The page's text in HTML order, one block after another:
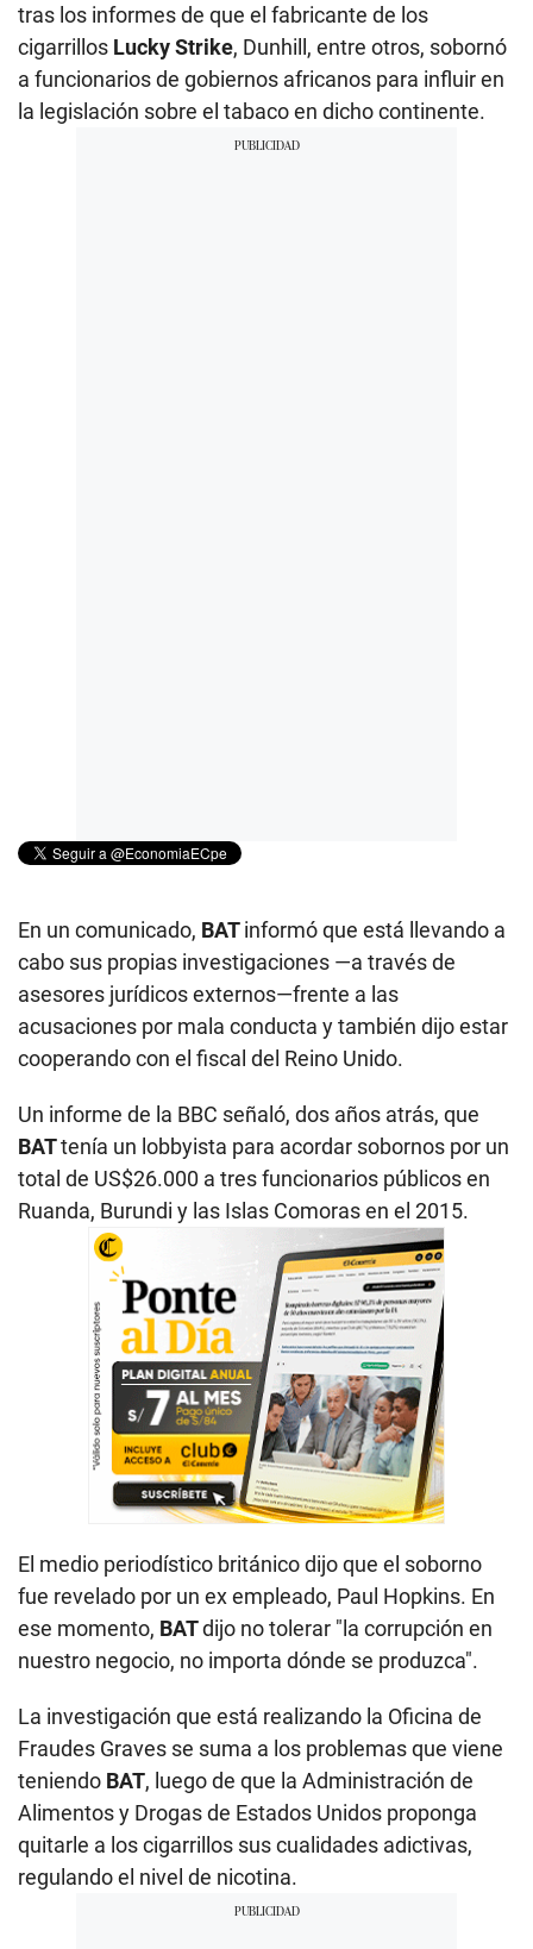
tras los informes de que el fabricante de los
cigarrillos Lucky Strike, Dunhill, entre otros, sobornó
a funcionarios de gobiernos africanos para influir en
la legislación sobre el tabaco en dicho continente.
En un comunicado, BATinformó que está llevando a
cabo sus propias investigaciones —a través de
asesores jurídicos externos—frente a las
acusaciones por mala conducta y también dijo estar
cooperando con el fiscal del Reino Unido.
Un informe de la BBC señaló, dos años atrás, que
BATtenía un lobbyista para acordar sobornos por un
total de US$26.000 a tres funcionarios públicos en
Ruanda, Burundi y las Islas Comoras en el 2015.
El medio periodístico británico dijo que el soborno
fue revelado por un ex empleado, Paul Hopkins. En
ese momento, BATdijo no tolerar "la corrupción en
nuestro negocio, no importa dónde se produzca".
La investigación que está realizando la Oficina de
Fraudes Graves se suma a los problemas que viene
teniendo BAT, luego de que la Administración de
Alimentos y Drogas de Estados Unidos proponga
quitarle a los cigarrillos sus cualidades adictivas,
regulando el nivel de nicotina.